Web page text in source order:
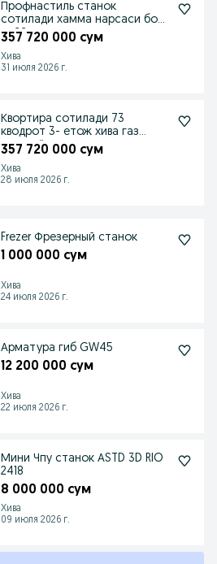
Профнастиль станок
сотилади хамма нарсаси бор
таййор ишлап турган цех.
357 720 000 сум
Хива
31 июля 2026 г.
Квортира сотилади 73
кводрот 3- етож хива газ
идоро ёнида
357 720 000 сум
Хива
28 июля 2026 г.
Frezer Фрезерный станок
1 000 000 сум
Хива
24 июля 2026 г.
Арматура гиб GW45
12 200 000 сум
Хива
22 июля 2026 г.
Мини Чпу станок АSTD 3D RIO
2418
8 000 000 сум
Хива
09 июля 2026 г.